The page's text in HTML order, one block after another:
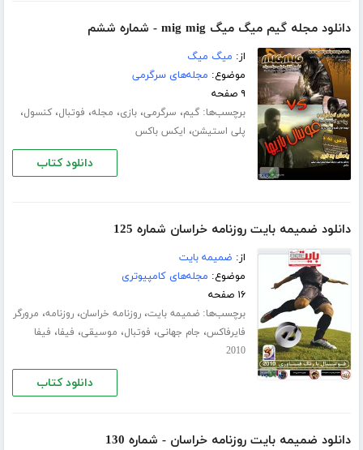
دانلود مجله گیم میگ میگ mig mig - شماره ششم
از: میگ میگ
موضوع: مجله‌های سرگرمی
۹ صفحه
برچسب‌ها:گیم، سرگرمی،بازی، مجله، فوتبال،کنسول،
پلی استیشن، ایکس باکس
دانلود کتاب
دانلود ضمیمه بایت روزنامه خراسان شماره 125
از: ضمیمه بایت
موضوع: مجله‌های کامپیوتری
۱۶ صفحه
برچسب‌ها:ضمیمه بایت،روزنامه خراسان،روزنامه، مرورگر
فایرفاکس، جام جهانی، فوتبال، موسیقی، فیفا، فیفا
2010
دانلود کتاب
دانلود ضمیمه بایت روزنامه خراسان - شماره 130